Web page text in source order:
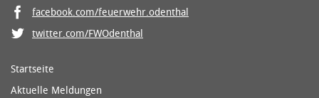
facebook.com/feuerwehr.odenthal
twitter.com/FWOdenthal
Startseite
Aktuelle Meldungen